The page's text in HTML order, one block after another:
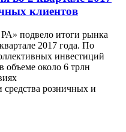
клиентов
подвело итоги рынка
2017 года. По
инвестиций
объеме около 6 трлн
средства розничных и